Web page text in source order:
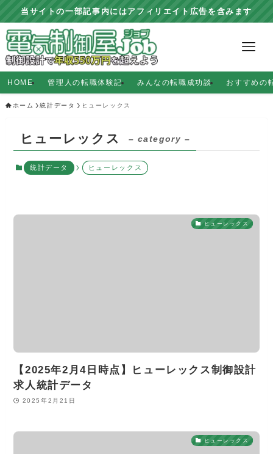
当サイトの一部記事内にはアフィリエイト広告を含みます
HOME 管理人の転職体験記 みんなの転職成功談 おすすめの
ホーム 統計データ ヒューレックス
ヒューレックス – category –
統計データ ヒューレックス
ヒューレックス
【2025年2月4日時点】ヒューレックス制御設計
求人統計データ
2025年2月21日
ヒューレックス